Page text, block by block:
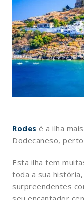
Rodes é a ilha
Dodecaneso,
Esta ilha tem
toda a sua
surpreendentes